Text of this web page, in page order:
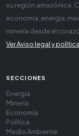
su región amazónica.
economía, energía,
minería desde el
Ver Aviso legal y
SECCIONES
Energía
Minería
Economía
Política
Medio Ambiente